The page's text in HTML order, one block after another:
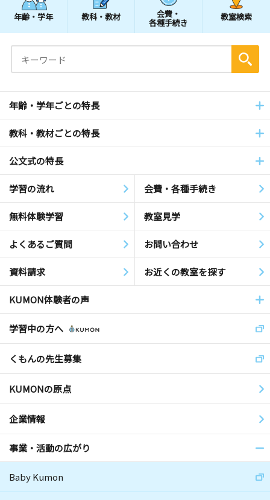
年齢・学年 教科・教材 会費・
各種手続き
教室検索
年齢・学年ごとの特長
教科・教材ごとの特長
公文式の特長
学習の流れ 会費・各種手続き
無料体験学習 教室見学
よくあるご質問 お問い合わせ
資料請求 お近くの教室を探す
KUMON体験者の声
学習中の方へ
くもんの先生募集
KUMONの原点
企業情報
事業・活動の広がり
Baby Kumon